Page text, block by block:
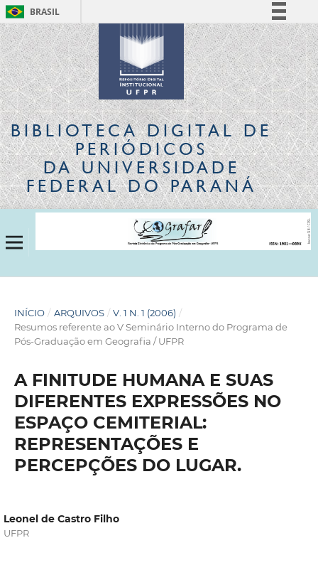
BRASIL
Simplifique!
Comunica BR
Participe
Acesso à informação
Legislação
Canais
BIBLIOTECA DIGITALDE
PERIÓDICOS
DA UNIVERSIDADE
FEDERAL DO PARANÁ
INÍCIO / ARQUIVOS / V. 1 N. 1 (2006) /
Resumos referente ao V Seminário Interno do Programa de
Pós-Graduação em Geografia / UFPR
A FINITUDE HUMANA E SUAS
DIFERENTES EXPRESSÕES NO
ESPAÇO CEMITERIAL:
REPRESENTAÇÕES E
PERCEPÇÕES DO LUGAR.
Leonel de Castro Filho
UFPR